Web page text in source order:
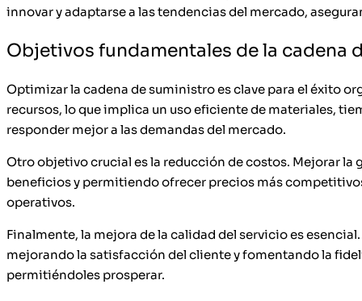
innovar y adaptarse a las tendencias del mercado,
Objetivos fundamentales de la cadena
Optimizar la cadena de suministro es clave para el éxito
recursos, lo que implica un uso eficiente de materiales,
responder mejor a las demandas del mercado.
Otro objetivo crucial es la reducción de costos. Mejorar
beneficios y permitiendo ofrecer precios más
operativos.
Finalmente, la mejora de la calidad del servicio es
mejorando la satisfacción del cliente y fomentando la
permitiéndoles prosperar.